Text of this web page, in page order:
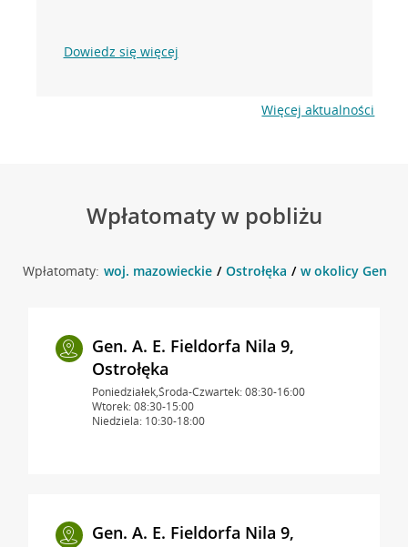
Dowiedz się więcej
Więcej aktualności
Wpłatomaty w pobliżu
Wpłatomaty: woj. mazowieckie Ostrołęka w okolicy Gen.
Gen. A. E. Fieldorfa Nila 9,
Ostrołęka
Poniedziałek,Środa-Czwartek: 08:30-16:00
Wtorek: 08:30-15:00
Niedziela: 10:30-18:00
Gen. A. E. Fieldorfa Nila 9,